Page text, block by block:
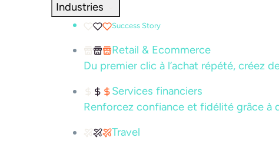
Industries
Success Story
Retail & Ecommerce
Du premier clic à l’achat répété, créez
Services financiers
Renforcez confiance et fidélité grâce à
Travel